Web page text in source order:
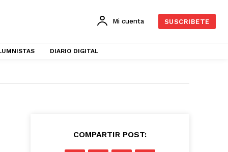
Mi cuenta SUSCRIBETE
DIARIO DIGITAL
COMPARTIR POST: